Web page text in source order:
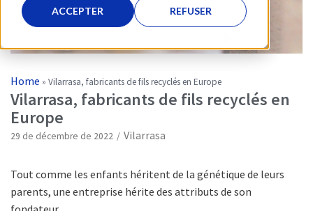
ACCEPTER REFUSER
Home » Vilarrasa, fabricants de fils recyclés en Europe
Vilarrasa, fabricants de fils recyclés en
Europe
29 de décembre de 2022 Vilarrasa
Tout comme les enfants héritent de la génétique de leurs
parents, une entreprise hérite des attributs de son